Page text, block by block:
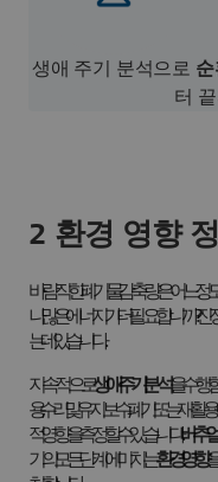
생애 주기 분석으로 순
터
2 환경 영향
바람직한 폐기물 감축량은 어느 정
나 많은 에너지가 더 필요합니까?
는 데 있습니다.
지속적으로생애 주기 분석을 수행
용, 수리 및 유지보수, 폐기 또는 재
적 영향을 측정할 수 있습니다.버추얼
기의 모든 단계에 미치는환경 영향